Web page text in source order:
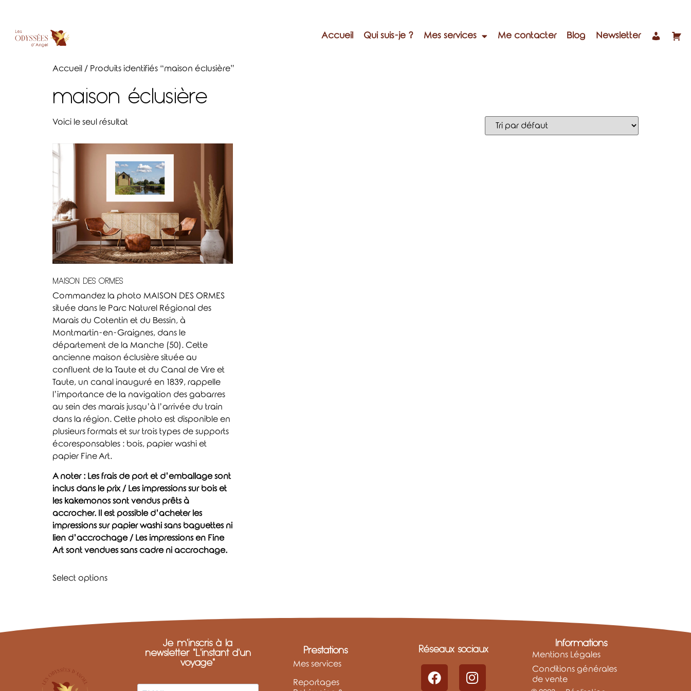
Accueil Qui suis-je ? Mes services Me contacter Blog Newsletter
Accueil / Produits identifiés “maison éclusière”
maison éclusière
Voici le seul résultat
MAISON DES ORMES
Commandez la photo MAISON DES ORMES
située dans le Parc Naturel Régional des
Marais du Cotentin et du Bessin, à
Montmartin-en-Graignes, dans le
département de la Manche (50). Cette
ancienne maison éclusière située au
confluent de la Taute et du Canal de Vire et
Taute, un canal inauguré en 1839, rappelle
l’importance de la navigation des gabarres
au sein des marais jusqu’à l’arrivée du train
dans la région. Cette photo est disponible en
plusieurs formats et sur trois types de supports
écoresponsables : bois, papier washi et
papier Fine Art.
A noter : Les frais de port et d’emballage sont
inclus dans le prix / Les impressions sur bois et
les kakemonos sont vendus prêts à
accrocher. Il est possible d’acheter les
impressions sur papier washi sans baguettes ni
lien d’accrochage / Les impressions en Fine
Art sont vendues sans cadre ni accrochage.
Select options
Je m'inscris à la
newsletter "L'instant d'un
voyage"
Prestations
Mes services
Reportages
Réseaux sociaux
Informations
Mentions Légales
Conditions générales
de vente